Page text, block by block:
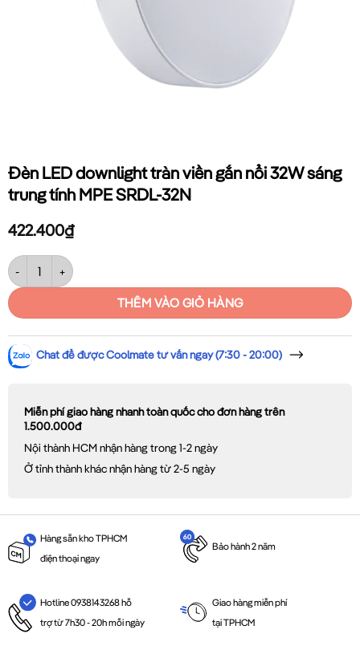
Đèn LED downlight tràn viền gắn nổi 32W sáng
trung tính MPE SRDL-32N
422.400₫
Đèn LED downlight tràn viền gắn nổi 32W sáng trung tính MPE SRDL-
THÊM VÀO GIỎ HÀNG
Chat để được Coolmate tư vấn ngay (7:30 - 20:00)
Miễn phí giao hàng nhanh toàn quốc cho đơn hàng trên
1.500.000đ
Nội thành HCM nhận hàng trong 1-2 ngày
Ở tỉnh thành khác nhận hàng từ 2-5 ngày
Hàng sẵn kho TPHCM
điện thoại ngay
Bảo hành 2 năm
Hotline 0938143268 hỗ
trợ từ 7h30 - 20h mỗi ngày
Giao hàng miễn phí
tại TPHCM